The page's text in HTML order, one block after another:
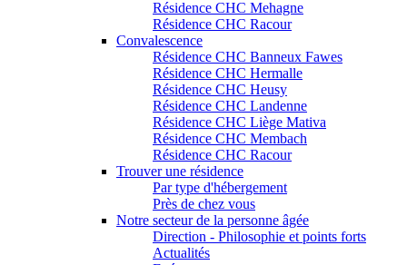
Résidence CHC Mehagne
Résidence CHC Racour
Convalescence
Résidence CHC Banneux Fawes
Résidence CHC Hermalle
Résidence CHC Heusy
Résidence CHC Landenne
Résidence CHC Liège Mativa
Résidence CHC Membach
Résidence CHC Racour
Trouver une résidence
Par type d'hébergement
Près de chez vous
Notre secteur de la personne âgée
Direction - Philosophie et points forts
Actualités